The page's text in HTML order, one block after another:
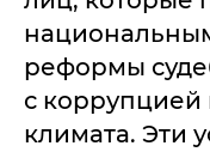
реформы
с коррупцией
климата. Эти